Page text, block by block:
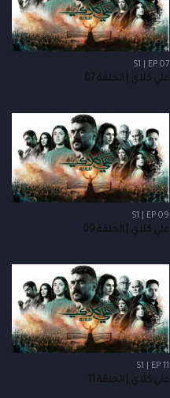
S1 | EP 07
علي كلاي | الحلقة 07
S1 | EP 09
علي كلاي | الحلقة 09
S1 | EP 11
علي كلاي | الحلقة 11